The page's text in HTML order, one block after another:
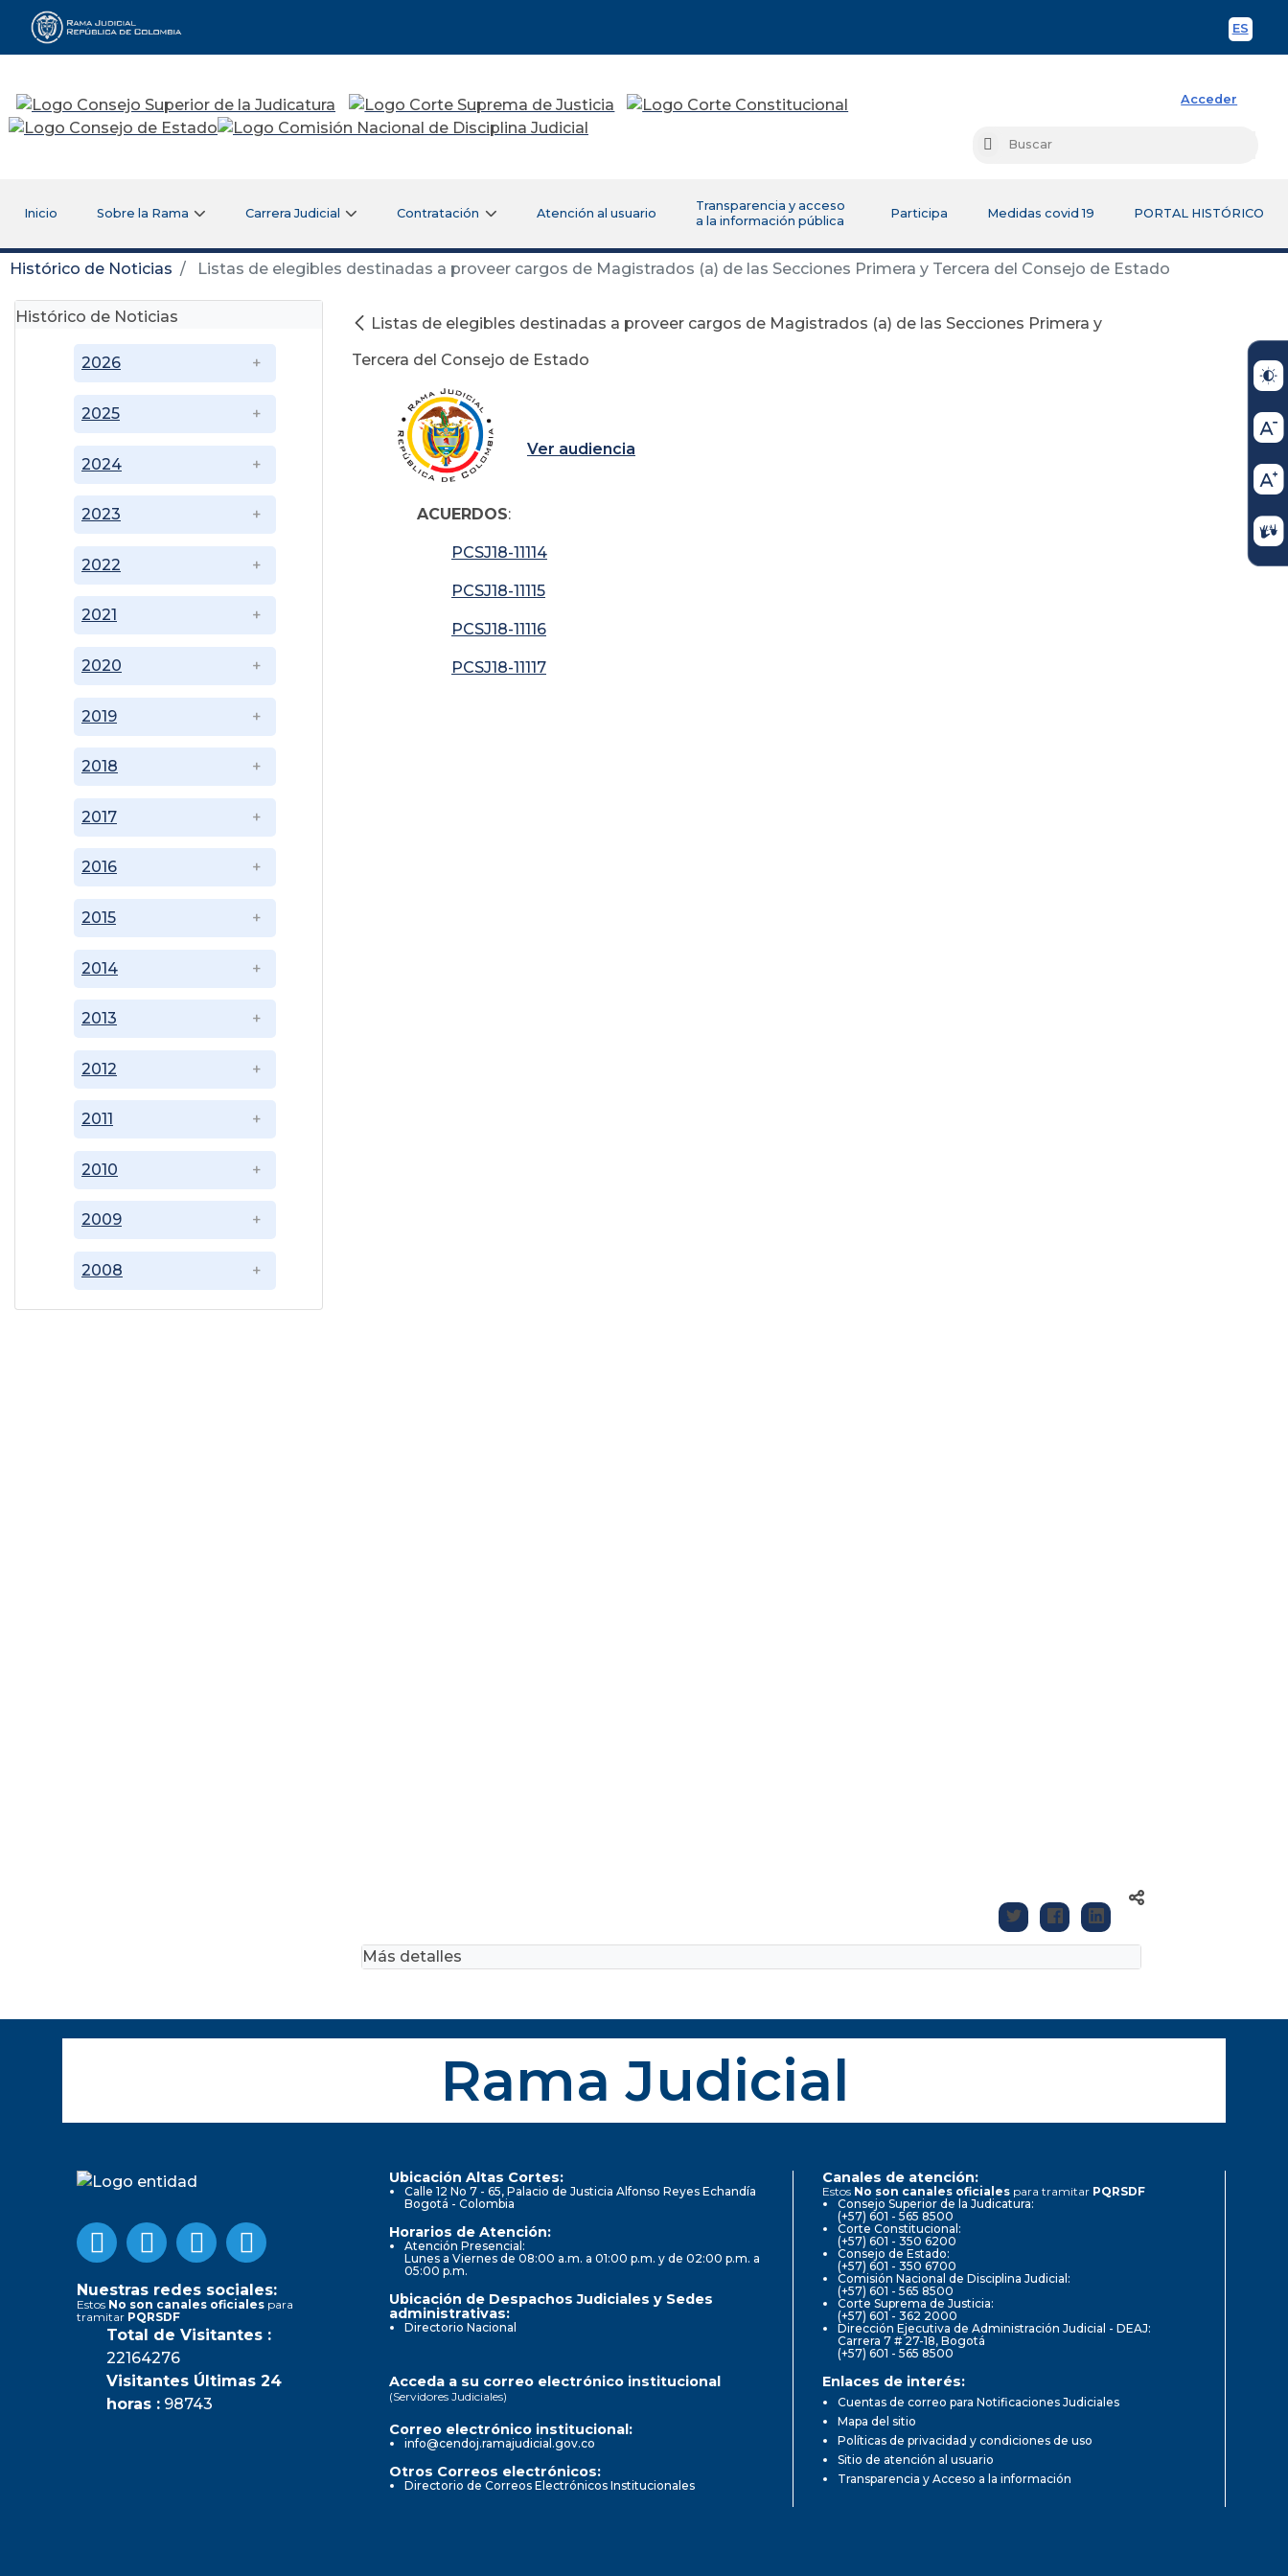
ES
Rama Judicial
Acceder
Buscar
Inicio Sobre la Rama Carrera Judicial Contratación Atención al usuario
Transparencia y acceso
a la información pública
Participa Medidas covid 19 PORTAL HISTÓRICO
Histórico de Noticias Listas de elegibles destinadas a proveer cargos de Magistrados (a) de las Secciones Primera y Tercera del Consejo de Estado
Histórico de Noticias
2008
2009
2010
2011
2012
2013
2014
2015
2016
2017
2018
2019
2020
2021
2022
2023
2024
2025
2026
Listas de elegibles destinadas a proveer cargos de Magistrados (a) de las Secciones Primera y
Tercera del Consejo de Estado
Ver audiencia
ACUERDOS:
PCSJ18-11114
PCSJ18-11115
PCSJ18-11116
PCSJ18-11117
Más detalles
Rama Judicial
Nuestras redes sociales:
Estos No son canales oficiales para
tramitar PQRSDF
Total de Visitantes :
22164276
Visitantes Últimas 24
horas : 98743
Ubicación Altas Cortes:
Calle 12 No 7 - 65, Palacio de Justicia Alfonso Reyes Echandía
Bogotá - Colombia
Horarios de Atención:
Atención Presencial:
Lunes a Viernes de 08:00 a.m. a 01:00 p.m. y de 02:00 p.m. a
05:00 p.m.
Ubicación de Despachos Judiciales y Sedes
administrativas:
Directorio Nacional
Canales de atención:
Estos No son canales oficiales para tramitar PQRSDF
Consejo Superior de la Judicatura:
(+57) 601 - 565 8500
Corte Constitucional:
(+57) 601 - 350 6200
Consejo de Estado:
(+57) 601 - 350 6700
Comisión Nacional de Disciplina Judicial:
(+57) 601 - 565 8500
Corte Suprema de Justicia:
(+57) 601 - 362 2000
Dirección Ejecutiva de Administración Judicial - DEAJ:
Carrera 7 # 27-18, Bogotá
(+57) 601 - 565 8500
Acceda a su correo electrónico institucional
(Servidores Judiciales)
Correo electrónico institucional:
info@cendoj.ramajudicial.gov.co
Otros Correos electrónicos:
Directorio de Correos Electrónicos Institucionales
Enlaces de interés:
Cuentas de correo para Notificaciones Judiciales
Mapa del sitio
Políticas de privacidad y condiciones de uso
Sitio de atención al usuario
Transparencia y Acceso a la información